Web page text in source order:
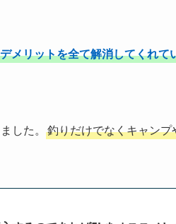
メリットを全て解消してくれて
した。 釣りだけでなくキャン